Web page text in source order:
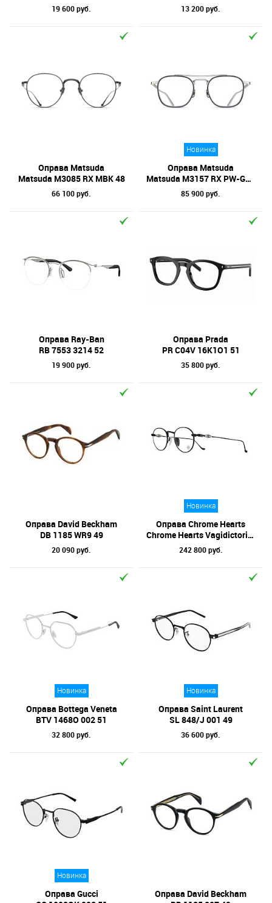
19 600 руб. 13 200 руб.
Оправа Matsuda
Matsuda M3085 RX MBK 48
66 100 руб.
Новинка
Оправа Matsuda
Matsuda M3157 RX PW-GRY 51
85 900 руб.
Оправа Ray-Ban
RB 7553 3214 52
19 900 руб.
Оправа Prada
PR C04V 16K1O1 51
35 800 руб.
Оправа David Beckham
DB 1185 WR9 49
20 090 руб.
Новинка
Оправа Chrome Hearts
Chrome Hearts Vagidictorian III MBK 48
242 800 руб.
Новинка
Оправа Bottega Veneta
BTV 1468O 002 51
32 800 руб.
Новинка
Оправа Saint Laurent
SL 848/J 001 49
36 600 руб.
Новинка
Оправа Gucci
Оправа David Beckham